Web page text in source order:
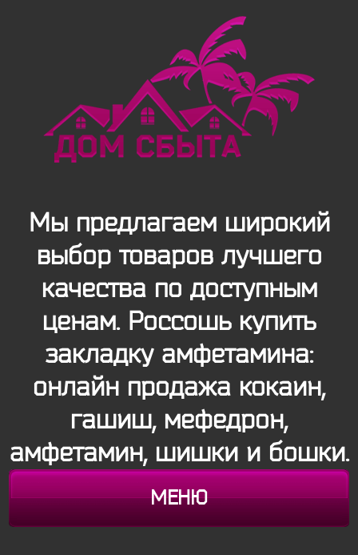
Мы предлагаем широкий
выбор товаров лучшего
качества по доступным
ценам. Россошь купить
закладку амфетамина:
онлайн продажа кокаин,
гашиш, мефедрон,
амфетамин, шишки и бошки.
МЕНЮ